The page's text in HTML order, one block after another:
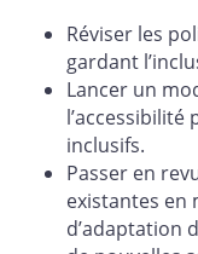
Réviser les
gardant
Lancer un
inclusifs.
Passer en
existantes en
d’adaptation